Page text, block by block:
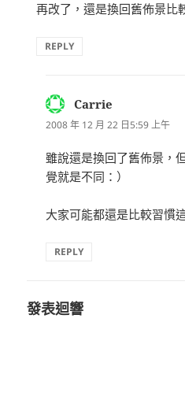
再改了，還是換回舊佈景比
REPLY
Carrie
示:
2008 年 12 月 22 日5:59 上午
雖說還是換回了舊佈景，
覺就是不同：）
大家可能都還是比較習慣
REPLY
發表迴響